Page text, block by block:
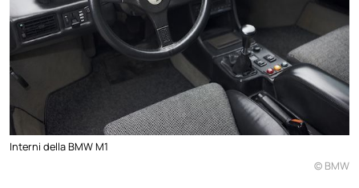
Interni della BMW M1
© BMW